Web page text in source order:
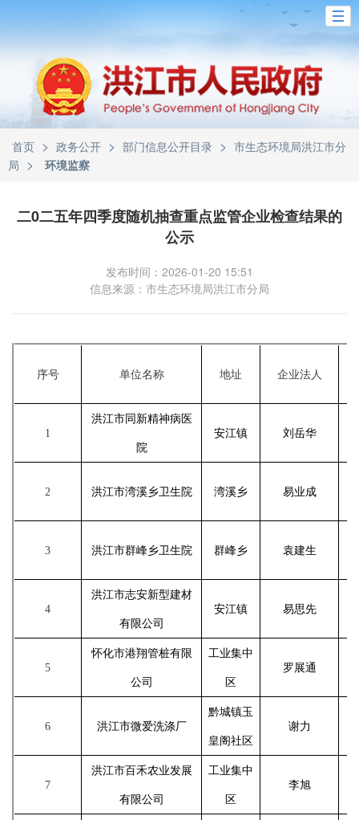
首页 > 政务公开 > 部门信息公开目录 > 市生态环境局洪江市分
局 > 环境监察
二0二五年四季度随机抽查重点监管企业检查结果的
公示
发布时间：2026-01-20 15:51
信息来源：市生态环境局洪江市分局
序号 单位名称 地址 企业法人
1
洪江市同新精神病医
院
安江镇 刘岳华
2 洪江市湾溪乡卫生院 湾溪乡 易业成
3 洪江市群峰乡卫生院 群峰乡 袁建生
4
洪江市志安新型建材
有限公司
安江镇 易思先
5
怀化市港翔管桩有限
公司
工业集中
区
罗展通
6 洪江市微爱洗涤厂
黔城镇玉
皇阁社区
谢力
7
洪江市百禾农业发展
有限公司
工业集中
区
李旭